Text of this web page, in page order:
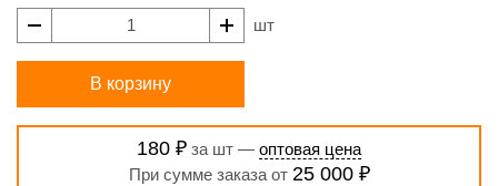
шт
В корзину
180 ₽ за шт — оптовая цена
При сумме заказа от 25 000 ₽